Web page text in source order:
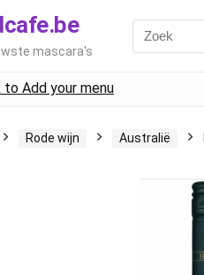
mascara's
to Add your menu
Rode wijn Australië